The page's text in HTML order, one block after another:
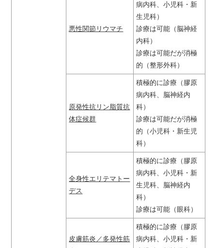
悪性関節リウマチ
病内科、小児科・新
生児科）
診療は可能（脳神経
内科）
診療は可能だが消極
的（整形外科）
原発性抗リン脂質抗
体症候群
積極的に診療（膠原
病内科、脳神経内
科）
診療は可能だが消極
的（小児科・新生児
科）
全身性エリテマトー
デス
積極的に診療（膠原
病内科、小児科・新
生児科、脳神経内
科）
診療は可能（眼科）
皮膚筋炎／多発性筋
積極的に診療（膠原
病内科、小児科・新